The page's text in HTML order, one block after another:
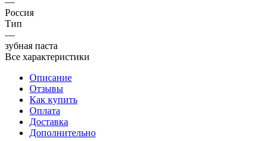
Россия
Тип
—
зубная паста
Все характеристики
Описание
Отзывы
Как купить
Оплата
Доставка
Дополнительно